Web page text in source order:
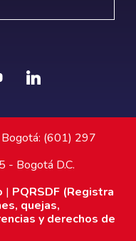
Bogotá: (601) 297
- Bogotá D.C.
| PQRSDF (Registra
quejas,
y derechos de